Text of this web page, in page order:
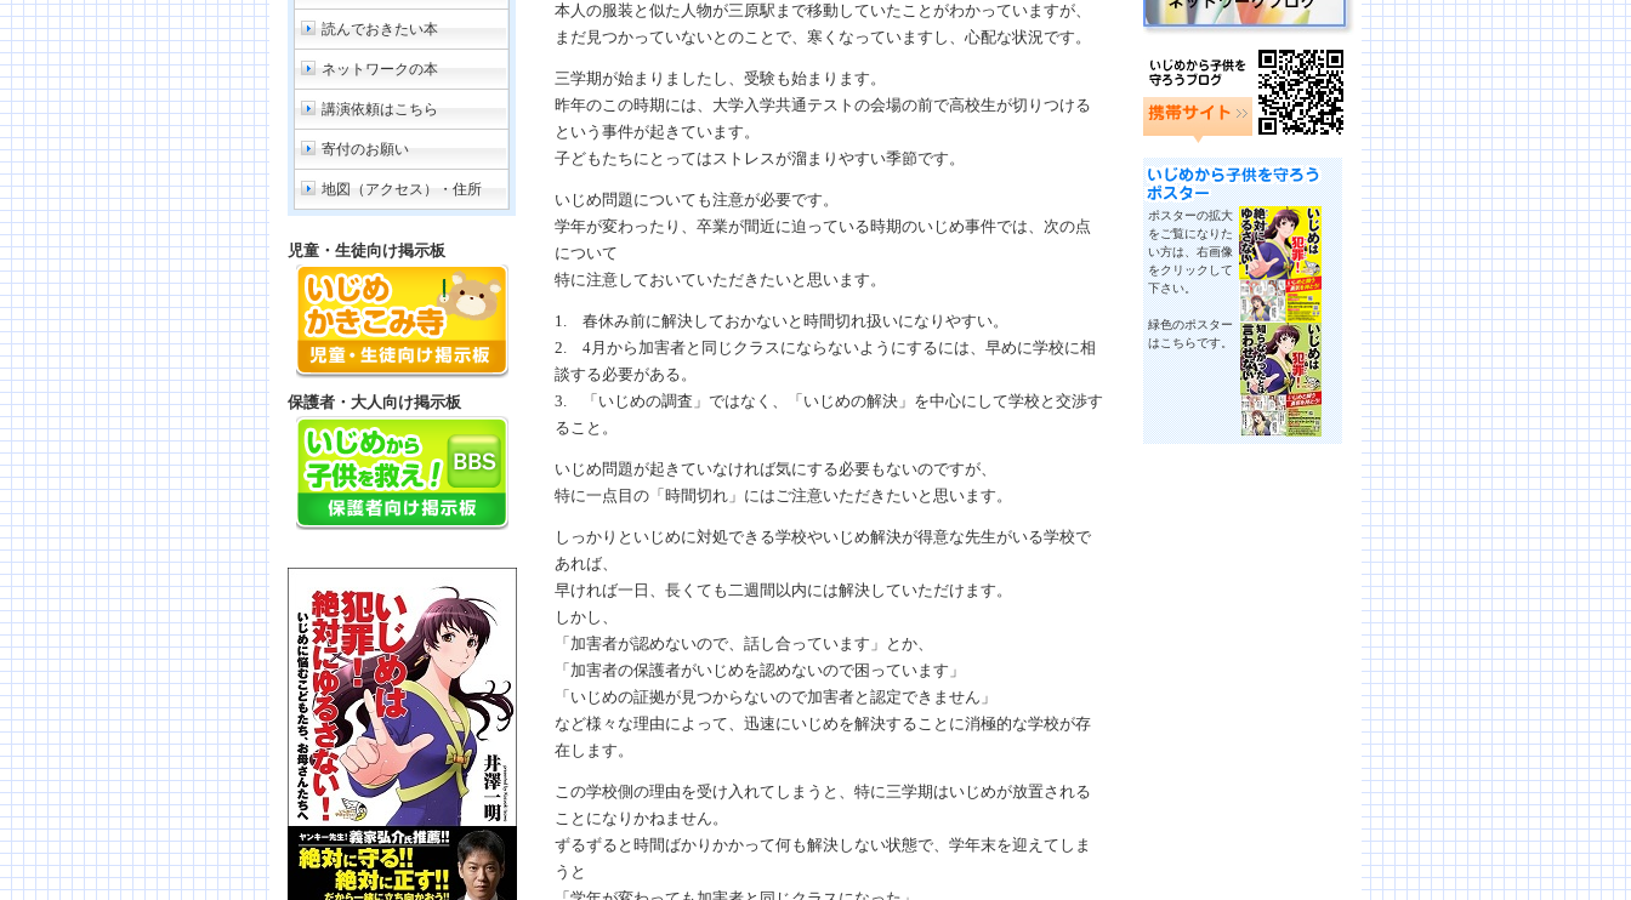
読んでおきたい本
ネットワークの本
講演依頼はこちら
寄付のお願い
地図（アクセス）・住所
児童・生徒向け掲示板
保護者・大人向け掲示板
本人の服装と似た人物が三原駅まで移動していたことがわかっていますが、
まだ見つかっていないとのことで、寒くなっていますし、心配な状況です。
三学期が始まりましたし、受験も始まります。
昨年のこの時期には、大学入学共通テストの会場の前で高校生が切りつける
という事件が起きています。
子どもたちにとってはストレスが溜まりやすい季節です。
いじめ問題についても注意が必要です。
学年が変わったり、卒業が間近に迫っている時期のいじめ事件では、次の点
について
特に注意しておいていただきたいと思います。
1. 春休み前に解決しておかないと時間切れ扱いになりやすい。
2. 4月から加害者と同じクラスにならないようにするには、早めに学校に相
談する必要がある。
3. 「いじめの調査」ではなく、「いじめの解決」を中心にして学校と交渉す
ること。
いじめ問題が起きていなければ気にする必要もないのですが、
特に一点目の「時間切れ」にはご注意いただきたいと思います。
しっかりといじめに対処できる学校やいじめ解決が得意な先生がいる学校で
あれば、
早ければ一日、長くても二週間以内には解決していただけます。
しかし、
「加害者が認めないので、話し合っています」とか、
「加害者の保護者がいじめを認めないので困っています」
「いじめの証拠が見つからないので加害者と認定できません」
など様々な理由によって、迅速にいじめを解決することに消極的な学校が存
在します。
この学校側の理由を受け入れてしまうと、特に三学期はいじめが放置される
ことになりかねません。
ずるずると時間ばかりかかって何も解決しない状態で、学年末を迎えてしま
うと
ポスターの拡大
をご覧になりた
い方は、右画像
をクリックして
下さい。
緑色のポスター
はこちらです。